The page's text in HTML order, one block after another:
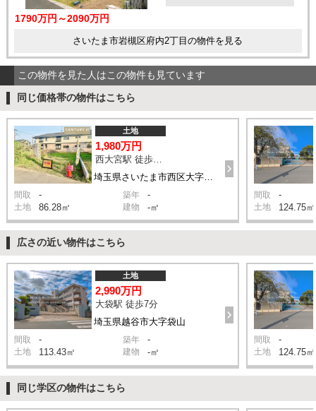
1790万円～2090万円
さいたま市岩槻区府内2丁目の物件を見る
この物件を見た人はこの物件も見ています
同じ価格帯の物件はこちら
土地
1,980万円
間取 - 築年 -
土地 86.28㎡ 建物 -㎡
間取 -
土地 124.75㎡
広さの近い物件はこちら
埼玉県越谷市大字袋山
土地
2,990万円
大袋駅 徒歩7分
間取 - 築年 -
土地 113.43㎡ 建物 -㎡
間取 -
土地 124.75㎡
同じ学区の物件はこちら